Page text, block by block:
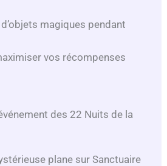
magiques pendant
vos récompenses
des 22 Nuits de la
plane sur Sanctuaire